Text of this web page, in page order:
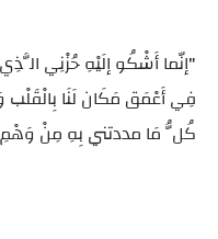
"إنّما أَشْكُو إلَيْهِ حُزْنِي
فِي أَعْمَق مَكَان لَنَا
كُلُّ مَا مددتني بِهِ مِنْ وَهْمِ